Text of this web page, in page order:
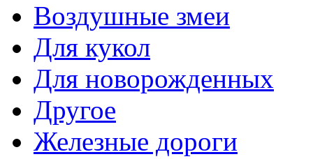
Воздушные змеи
Для кукол
Для новорожденных
Другое
Железные дороги